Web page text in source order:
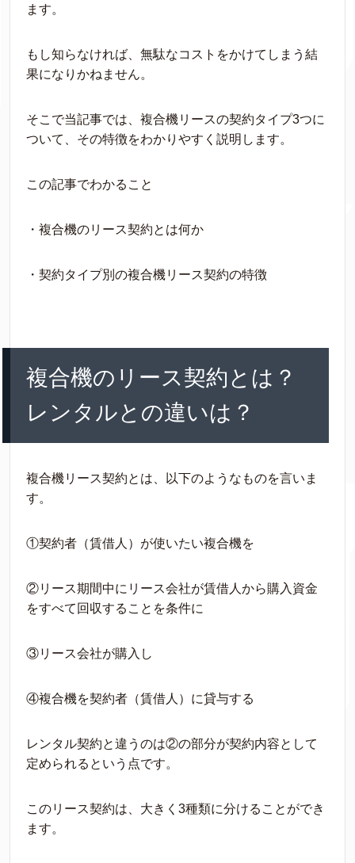
ます。
もし知らなければ、無駄なコストをかけてしまう結
果になりかねません。
そこで当記事では、複合機リースの契約タイプ3つに
ついて、その特徴をわかりやすく説明します。
この記事でわかること
・複合機のリース契約とは何か
・契約タイプ別の複合機リース契約の特徴
複合機のリース契約とは？
レンタルとの違いは？
複合機リース契約とは、以下のようなものを言いま
す。
①契約者（賃借人）が使いたい複合機を
②リース期間中にリース会社が賃借人から購入資金
をすべて回収することを条件に
③リース会社が購入し
④複合機を契約者（賃借人）に貸与する
レンタル契約と違うのは②の部分が契約内容として
定められるという点です。
このリース契約は、大きく3種類に分けることができ
ます。